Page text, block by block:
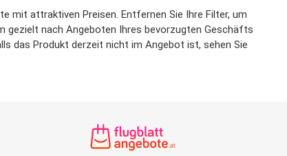
mit attraktiven Preisen. Entfernen Sie Ihre Filter, um
gezielt nach Angeboten Ihres bevorzugten Geschäfts
das Produkt derzeit nicht im Angebot ist, sehen Sie